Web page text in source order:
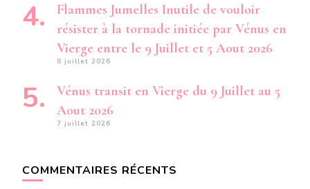
Flammes Jumelles Inutile de vouloir
résister à la tornade initiée par Vénus en
Vierge entre le 9 Juillet et 5 Aout 2026
8 juillet 2026
Vénus transit en Vierge du 9 Juillet au 5
Aout 2026
7 juillet 2026
COMMENTAIRES RÉCENTS